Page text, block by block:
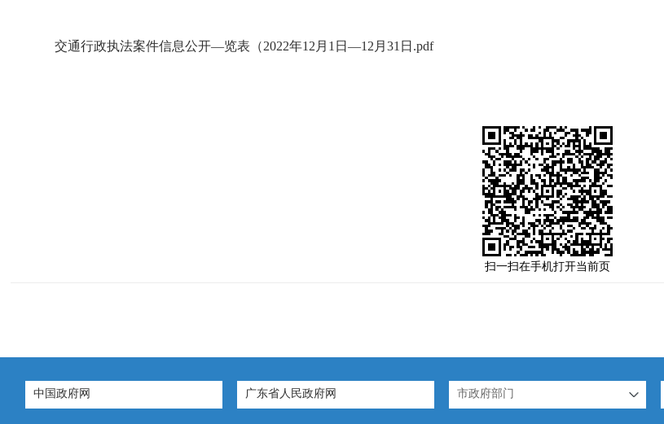
交通行政执法案件信息公开—览表（2022年12月1日—12月31日.pdf
扫一扫在手机打开当前页
中国政府网 广东省人民政府网 市政府部门